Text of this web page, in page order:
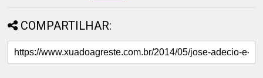
COMPARTILHAR: